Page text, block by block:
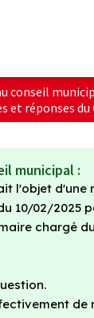
conseil
réponses du
municipal :
l'objet d'une
10/02/2025
chargé
de